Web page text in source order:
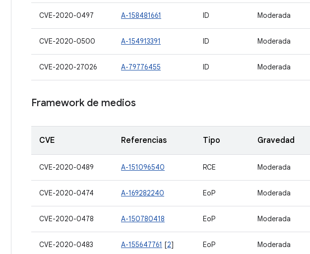
CVE-2020-0497 A-158481661 ID Moderada
CVE-2020-0500 A-154913391 ID Moderada
CVE-2020-27026 A-79776455 ID Moderada
Framework de medios
CVE Referencias Tipo Gravedad
CVE-2020-0489 A-151096540 RCE Moderada
CVE-2020-0474 A-169282240 EoP Moderada
CVE-2020-0478 A-150780418 EoP Moderada
CVE-2020-0483 A-155647761 [2] EoP Moderada